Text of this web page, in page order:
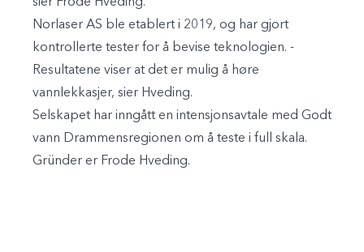
Norlaser AS ble etablert i 2019, og har gjort
kontrollerte tester for å bevise teknologien. -
Resultatene viser at det er mulig å høre
vannlekkasjer, sier Hveding.
Selskapet har inngått en intensjonsavtale med Godt
vann Drammensregionen om å teste i full skala.
Gründer er Frode Hveding.